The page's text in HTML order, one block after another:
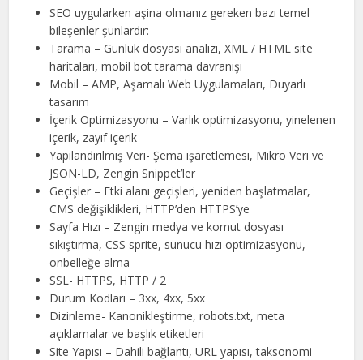
SEO uygularken aşina olmanız gereken bazı temel
bileşenler şunlardır:
Tarama – Günlük dosyası analizi, XML / HTML site
haritaları, mobil bot tarama davranışı
Mobil – AMP, Aşamalı Web Uygulamaları, Duyarlı
tasarım
İçerik Optimizasyonu – Varlık optimizasyonu, yinelenen
içerik, zayıf içerik
Yapılandırılmış Veri- Şema işaretlemesi, Mikro Veri ve
JSON-LD, Zengin Snippet’ler
Geçişler – Etki alanı geçişleri, yeniden başlatmalar,
CMS değişiklikleri, HTTP’den HTTPS’ye
Sayfa Hızı – Zengin medya ve komut dosyası
sıkıştırma, CSS sprite, sunucu hızı optimizasyonu,
önbelleğe alma
SSL- HTTPS, HTTP / 2
Durum Kodları – 3xx, 4xx, 5xx
Dizinleme- Kanonikleştirme, robots.txt, meta
açıklamalar ve başlık etiketleri
Site Yapısı – Dahili bağlantı, URL yapısı, taksonomi